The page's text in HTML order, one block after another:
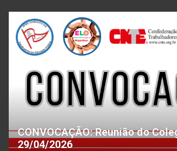
CONVOCAÇÃO: Reunião do
29/04/2026